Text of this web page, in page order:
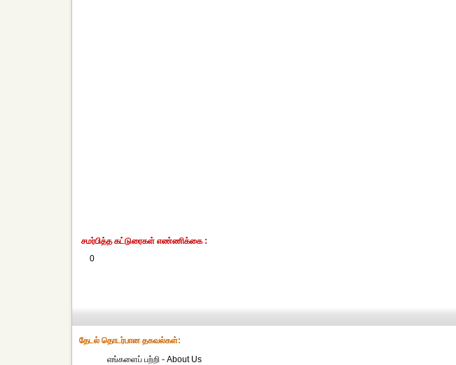
சமர்பித்த கட்டுரைகள் எண்ணிக்கை :
0
தேட‌ல் தொட‌ர்பான தகவ‌ல்க‌ள்:
எங்களைப் பற்றி - About Us